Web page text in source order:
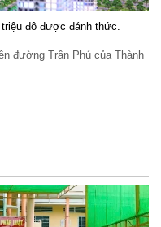
triệu đô được đánh thức.
đường Trần Phú của Thành